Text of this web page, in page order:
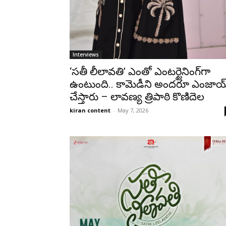
Interviews
‘సతీ లీలావతి’ ఎంతో ఎంటర్టైనింగ్‌గా
ఉంటుంది.. కామెడీని అందరూ
చేస్తారు – లావణ్య త్రిపాఠి కొణిదెల
kiran content - May 7, 2026